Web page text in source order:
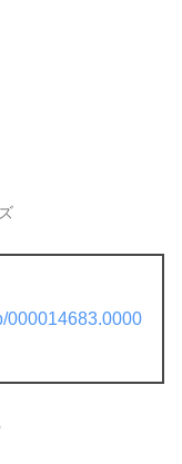
000014683.0000